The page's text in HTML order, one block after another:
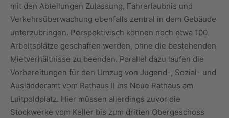
mit den Abteilungen Zulassung, Fahrerlaubnis und
Verkehrsüberwachung ebenfalls zentral in dem Gebäude
unterzubringen. Perspektivisch können noch etwa 100
Arbeitsplätze geschaffen werden, ohne die bestehenden
Mietverhältnisse zu beenden. Parallel dazu laufen die
Vorbereitungen für den Umzug von Jugend-, Sozial- und
Ausländeramt vom Rathaus II ins Neue Rathaus am
Luitpoldplatz. Hier müssen allerdings zuvor die
Stockwerke vom Keller bis zum dritten Obergeschoss